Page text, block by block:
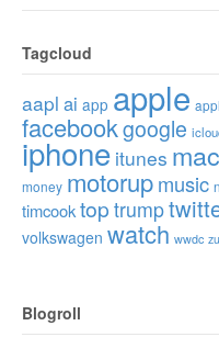
Tagcloud
aapl ai app apple
facebookgoogle
iphone itunes mac
money motorupmusic
timcooktop trump
volkswagen watch wwdc
Blogroll